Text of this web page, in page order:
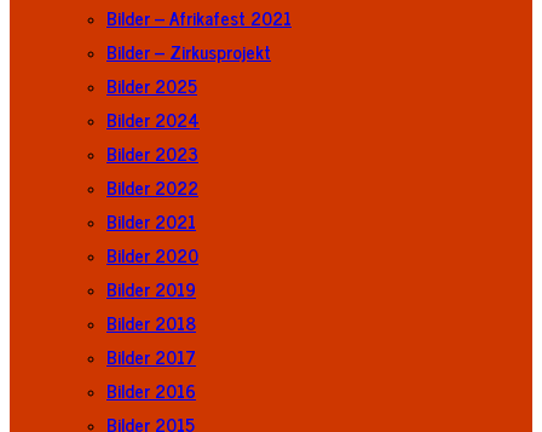
Bilder – Afrikafest 2021
Bilder – Zirkusprojekt
Bilder 2025
Bilder 2024
Bilder 2023
Bilder 2022
Bilder 2021
Bilder 2020
Bilder 2019
Bilder 2018
Bilder 2017
Bilder 2016
Bilder 2015